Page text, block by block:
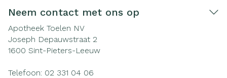
Neem contact met ons op
Apotheek Toelen NV
Joseph Depauwstraat 2
1600 Sint-Pieters-Leeuw
Telefoon: 02 331 04 06